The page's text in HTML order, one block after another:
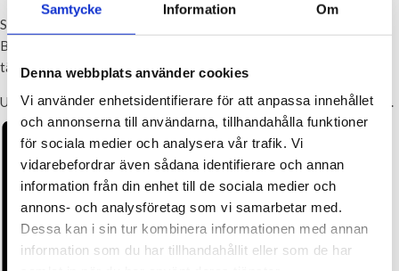
Samtycke Information Om
Denna webbplats använder cookies
Vi använder enhetsidentifierare för att anpassa innehållet
och annonserna till användarna, tillhandahålla funktioner
för sociala medier och analysera vår trafik. Vi
vidarebefordrar även sådana identifierare och annan
information från din enhet till de sociala medier och
annons- och analysföretag som vi samarbetar med.
Dessa kan i sin tur kombinera informationen med annan
information som du har tillhandahållit eller som de har
Startavgift:40 kronor
Betalas med Swish till nummer 0702-833767 vid speltillfället till
tävlingsledaren.
Utlottning av pris sker vid varje speltillfälle efter att alla kommit in.